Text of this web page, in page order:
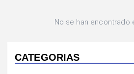
No se han encontrado
CATEGORIAS